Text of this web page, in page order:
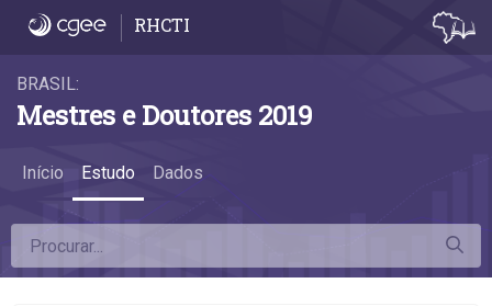
2.5 Natureza jurídica dos
RHCTI
BRASIL:
Mestres e Doutores 2019
Início Estudo Dados